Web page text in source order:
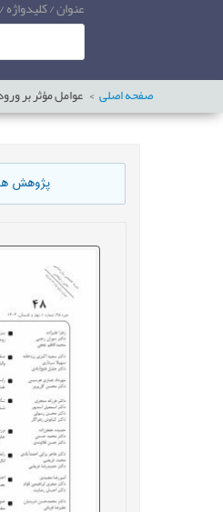
عنوان / کلیدواژه / DOI / DOR
صفحه اصلی عوامل مؤثر بر
پژوهش